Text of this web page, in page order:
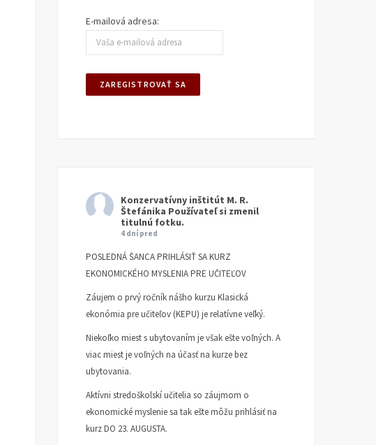
E-mailová adresa:
Konzervatívny inštitút M. R.
Štefánika Používateľ si zmenil
titulnú fotku.
4 dní pred
POSLEDNÁ ŠANCA PRIHLÁSIŤ SA KURZ
EKONOMICKÉHO MYSLENIA PRE UČITEĽOV
Záujem o prvý ročník nášho kurzu Klasická
ekonómia pre učiteľov (KEPU) je relatívne veľký.
Niekoľko miest s ubytovaním je však ešte voľných. A
viac miest je voľných na účasť na kurze bez
ubytovania.
Aktívni stredoškolskí učitelia so záujmom o
ekonomické myslenie sa tak ešte môžu prihlásiť na
kurz DO 23. AUGUSTA.